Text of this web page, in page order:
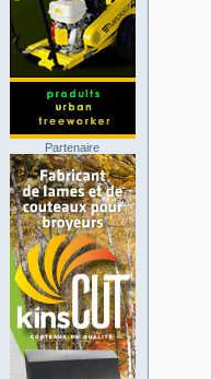
Partenaire